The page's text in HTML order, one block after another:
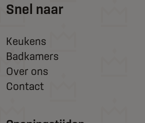
Snel naar
Keukens
Badkamers
Over ons
Contact